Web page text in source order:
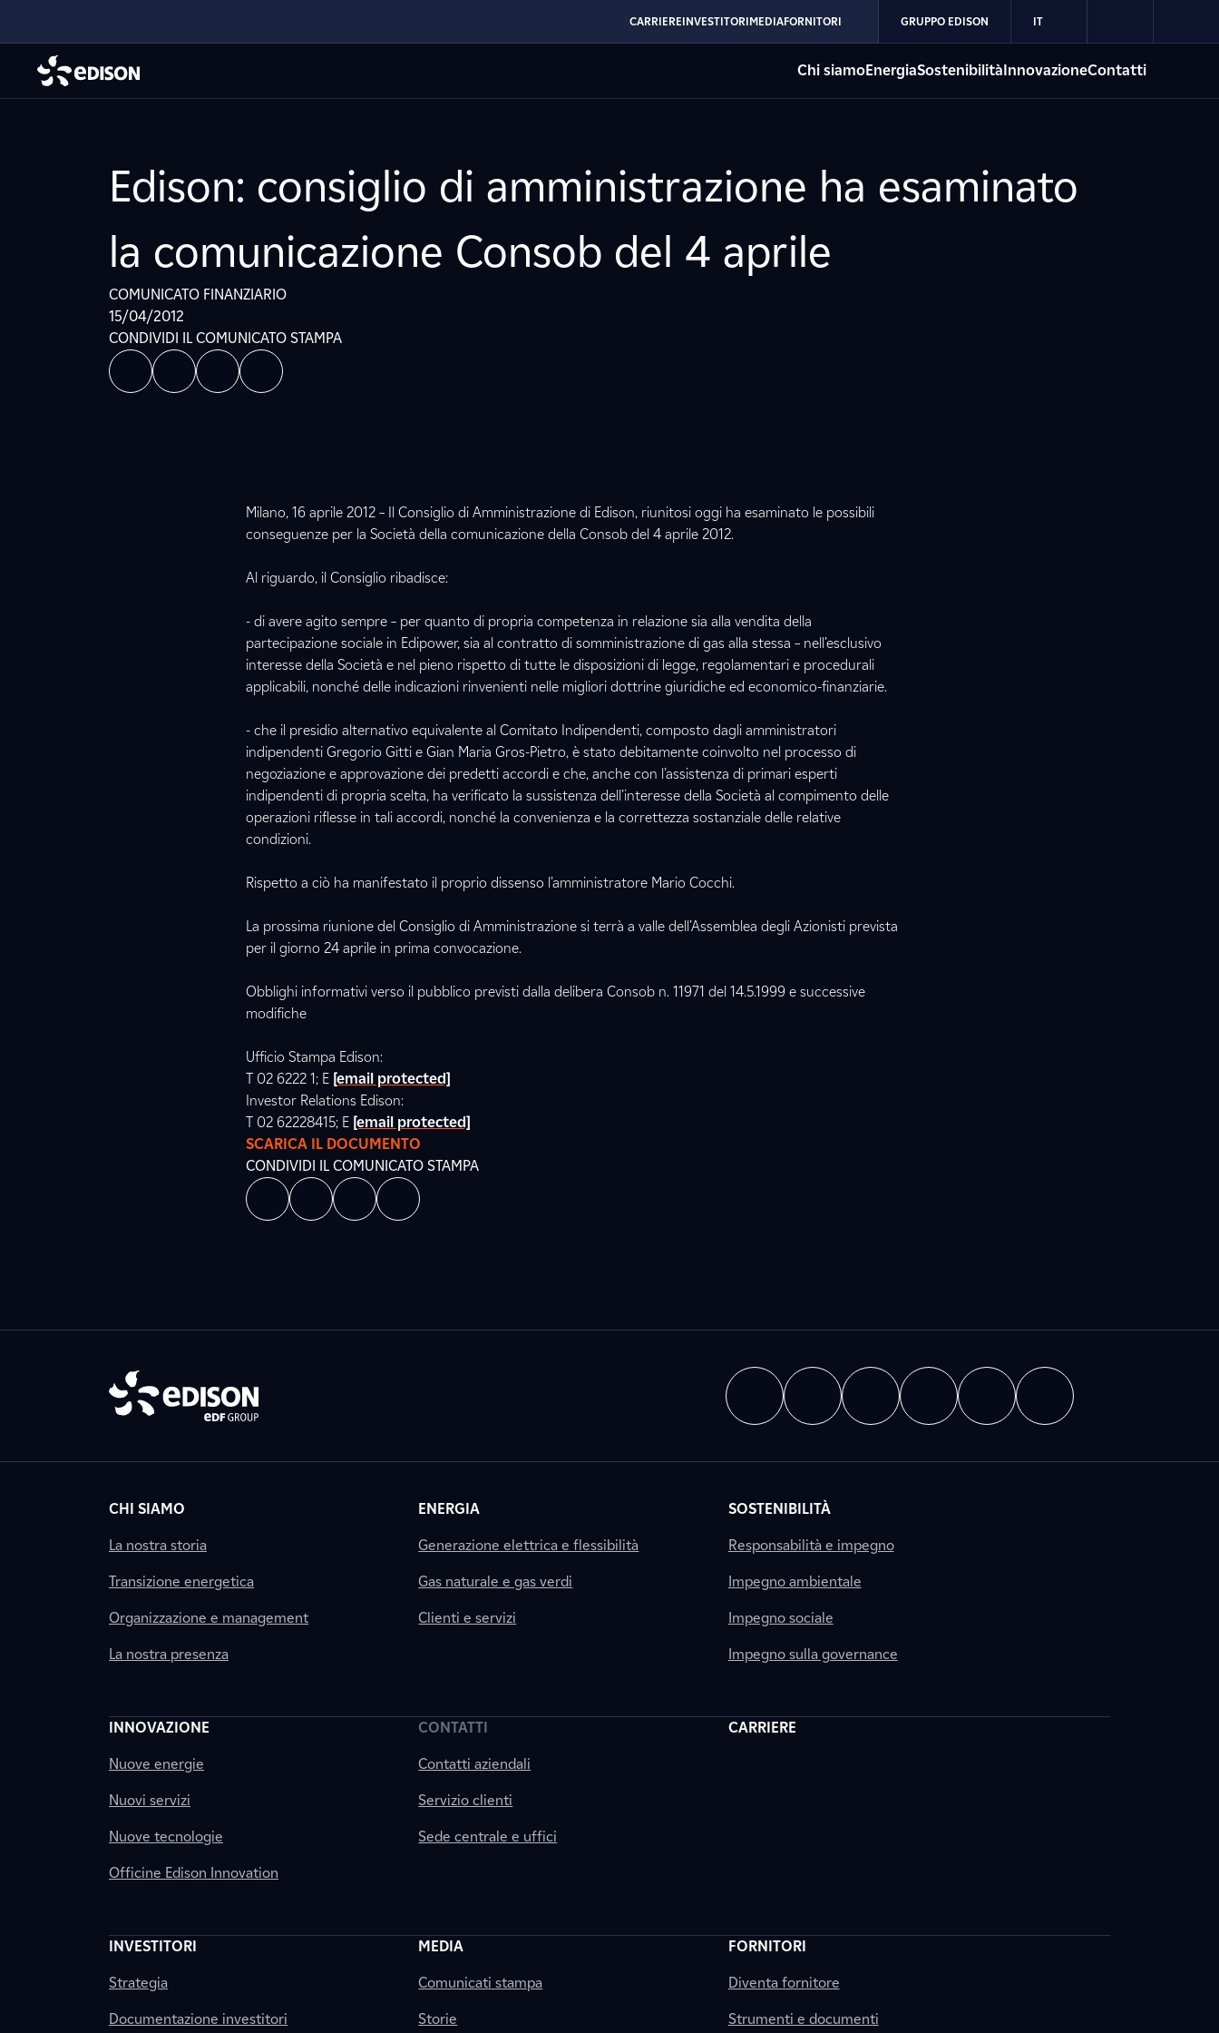
CARRIEREINVESTITORIMEDIAFORNITORI GRUPPO EDISON IT
Chi siamoEnergiaSostenibilitàInnovazioneContatti
Edison: consiglio di amministrazione ha esaminato
la comunicazione Consob del 4 aprile
COMUNICATO FINANZIARIO
15/04/2012
CONDIVIDI IL COMUNICATO STAMPA
Milano, 16 aprile 2012 – Il Consiglio di Amministrazione di Edison, riunitosi oggi ha esaminato le possibili
conseguenze per la Società della comunicazione della Consob del 4 aprile 2012.
Al riguardo, il Consiglio ribadisce:
- di avere agito sempre – per quanto di propria competenza in relazione sia alla vendita della
partecipazione sociale in Edipower, sia al contratto di somministrazione di gas alla stessa – nell’esclusivo
interesse della Società e nel pieno rispetto di tutte le disposizioni di legge, regolamentari e procedurali
applicabili, nonché delle indicazioni rinvenienti nelle migliori dottrine giuridiche ed economico-finanziarie.
- che il presidio alternativo equivalente al Comitato Indipendenti, composto dagli amministratori
indipendenti Gregorio Gitti e Gian Maria Gros-Pietro, è stato debitamente coinvolto nel processo di
negoziazione e approvazione dei predetti accordi e che, anche con l’assistenza di primari esperti
indipendenti di propria scelta, ha verificato la sussistenza dell’interesse della Società al compimento delle
operazioni riflesse in tali accordi, nonché la convenienza e la correttezza sostanziale delle relative
condizioni.
Rispetto a ciò ha manifestato il proprio dissenso l’amministratore Mario Cocchi.
La prossima riunione del Consiglio di Amministrazione si terrà a valle dell’Assemblea degli Azionisti prevista
per il giorno 24 aprile in prima convocazione.
Obblighi informativi verso il pubblico previsti dalla delibera Consob n. 11971 del 14.5.1999 e successive
modifiche
Ufficio Stampa Edison:
T 02 6222 1; E [email protected]
Investor Relations Edison:
T 02 62228415; E [email protected]
SCARICA IL DOCUMENTO
CONDIVIDI IL COMUNICATO STAMPA
CHI SIAMO
La nostra storia
Transizione energetica
Organizzazione e management
La nostra presenza
ENERGIA
Generazione elettrica e flessibilità
Gas naturale e gas verdi
Clienti e servizi
SOSTENIBILITÀ
Responsabilità e impegno
Impegno ambientale
Impegno sociale
Impegno sulla governance
INNOVAZIONE
Nuove energie
Nuovi servizi
Nuove tecnologie
Officine Edison Innovation
CONTATTI
Contatti aziendali
Servizio clienti
Sede centrale e uffici
CARRIERE
INVESTITORI
Strategia
Documentazione investitori
MEDIA
Comunicati stampa
Storie
FORNITORI
Diventa fornitore
Strumenti e documenti